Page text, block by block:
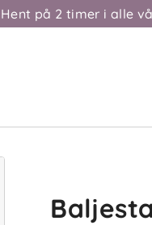
på 2 timer i alle